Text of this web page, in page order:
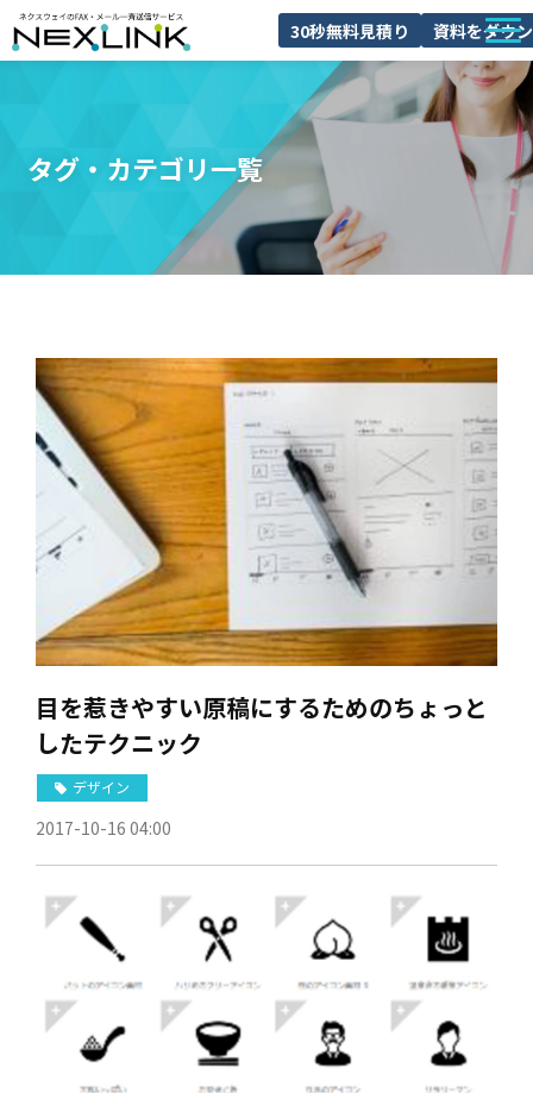
30秒無料見積り 資料をダウ
NEXLINKとは
FAXDMとは
導入事例
料金
ブログ
セミナー
タグ・カテゴリ一覧
目を惹きやすい原稿にするためのちょっと
したテクニック
デザイン
2017-10-16 04:00